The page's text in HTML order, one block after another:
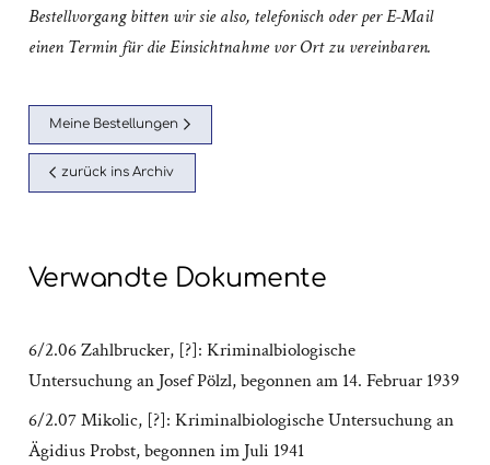
Bestellvorgang bitten wir sie also, telefonisch oder per E-Mail
einen Termin für die Einsichtnahme vor Ort zu vereinbaren.
Meine Bestellungen
zurück ins Archiv
Verwandte Dokumente
6/2.06 Zahlbrucker, [?]: Kriminalbiologische
Untersuchung an Josef Pölzl, begonnen am 14. Februar 1939
6/2.07 Mikolic, [?]: Kriminalbiologische Untersuchung an
Ägidius Probst, begonnen im Juli 1941